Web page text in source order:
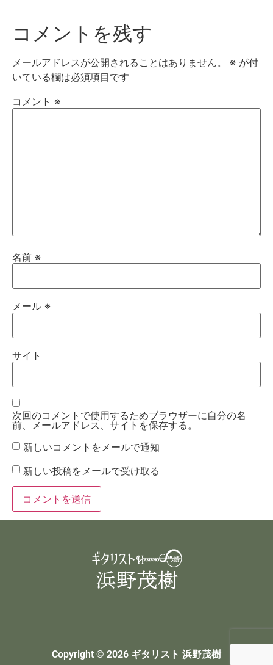
コメントを残す
メールアドレスが公開されることはありません。 ※ が付
いている欄は必須項目です
コメント ※
名前 ※
メール ※
サイト
次回のコメントで使用するためブラウザーに自分の名
前、メールアドレス、サイトを保存する。
新しいコメントをメールで通知
新しい投稿をメールで受け取る
Copyright © 2026 ギタリスト 浜野茂樹